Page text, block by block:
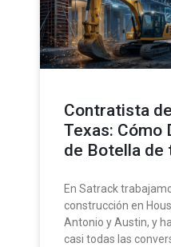
Contratista
Texas: Cómo
de Botella de
En Satrack
construcción en
Antonio y Austin, y
casi todas las